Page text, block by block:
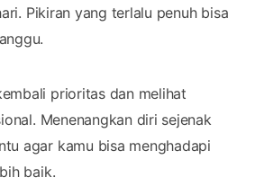
Pikiran yang terlalu penuh bisa
prioritas dan melihat
Menenangkan diri sejenak
agar kamu bisa menghadapi
baik.